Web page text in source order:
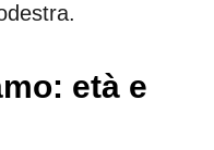
età e